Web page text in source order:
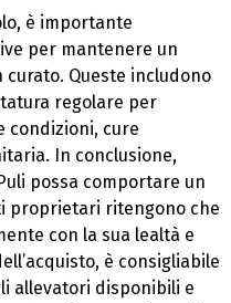
è importante
per mantenere un
curato. Queste includono
regolare per
condizioni, cure
In conclusione,
possa comportare un
proprietari ritengono che
con la sua lealtà e
è consigliabile
allevatori disponibili e